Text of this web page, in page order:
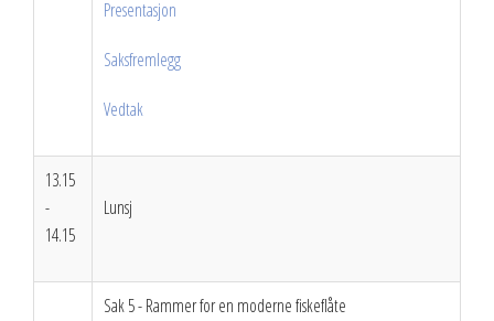
Presentasjon
Saksfremlegg
Vedtak
13.15
-
14.15
Lunsj
Sak 5 - Rammer for en moderne fiskeflåte